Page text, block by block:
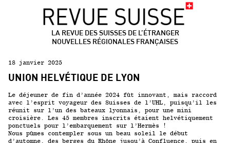
LA REVUE DES SUISSES DE L’ÉTRANGER
NOUVELLES RÉGIONALES FRANÇAISES
18 janvier 2025
UNION HELVÉTIQUE DE LYON
Le déjeuner de fin d’année 2024 fût innovant, mais raccord
avec l’esprit voyageur des Suisses de l’UHL, puisqu’il les
réunit sur l’un des bateaux lyonnais, pour une mini
croisière. Les 45 membres inscrits étaient helvétiquement
ponctuels pour l’embarquement sur l’Hermès !
Nous pûmes contempler sous un beau soleil le début
d’automne, des berges du Rhône jusqu’à Confluence, puis en